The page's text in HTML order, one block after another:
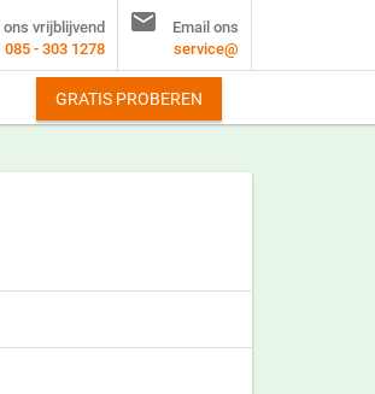
ons vrijblijvend
085 - 303 1278

Email ons
service@
GRATIS PROBEREN